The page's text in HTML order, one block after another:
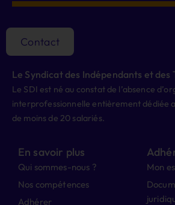
Contact
Le Syndicat des Indépendants et des
Le SDI est né au constat de l’absence
interprofessionnelle entièrement dédiée
de moins de 20 salariés.
En savoir plus
Qui sommes-nous ?
Nos compétences
Adhérer
Mon